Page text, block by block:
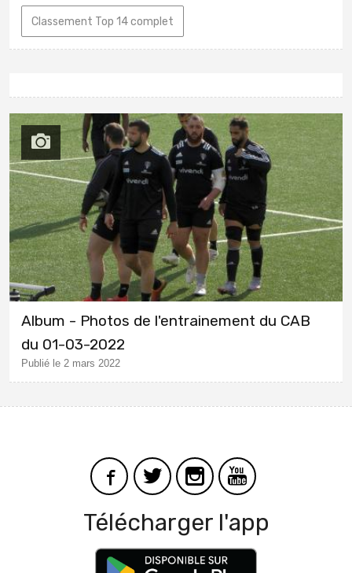
Classement Top 14 complet
Album - Photos de l'entrainement du CAB
du 01-03-2022
Publié le 2 mars 2022
Télécharger l'app